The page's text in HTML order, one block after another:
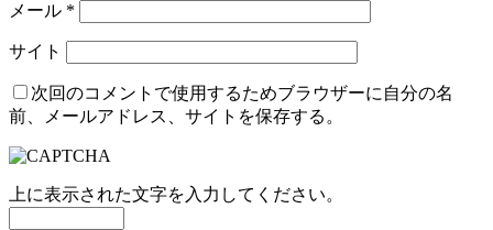
メール *
サイト
次回のコメントで使用するためブラウザーに自分の名
前、メールアドレス、サイトを保存する。
上に表示された文字を入力してください。